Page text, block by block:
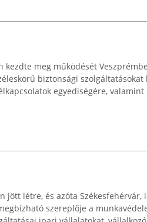
kezdte meg működését
biztonsági szolgáltatásokat
egyediségére, valamint
jött létre, és azóta Székesfehérvár,
szereplője a